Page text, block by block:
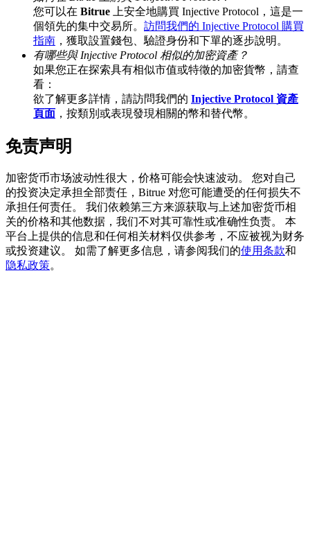
BTC 專享獎勵
充值並交易BTC瓜分 25,000 USDT 獎池！
充值CASHCAT & 赢取
瓜分 500000 CASHCAT 獎池
BitMart 用戶遷移專享
註冊&交易贏 500,000 USDT
您可以在 Bitrue 上安全地購買 Injective Protocol，這是一
個領先的集中交易所。 訪問我們的 Injective Protocol 購買
指南 ，獲取設置錢包、驗證身份和下單的逐步說明。
有哪些與 Injective Protocol 相似的加密資產？
如果您正在探索具有相似市值或特徵的加密貨幣，請查
看：
欲了解更多詳情，請訪問我們的 Injective Protocol 資產
頁面 ，按類別或表現發現相關的幣和替代幣。
免责声明
加密货币市场波动性很大，价格可能会快速波动。 您对自己
的投资决定承担全部责任，Bitrue 对您可能遭受的任何损失不
承担任何责任。 我们依赖第三方来源获取与上述加密货币相
关的价格和其他数据，我们不对其可靠性或准确性负责。 本
平台上提供的信息和任何相关材料仅供参考，不应被视为财务
或投资建议。 如需了解更多信息，请参阅我们的使用条款和
隐私政策。